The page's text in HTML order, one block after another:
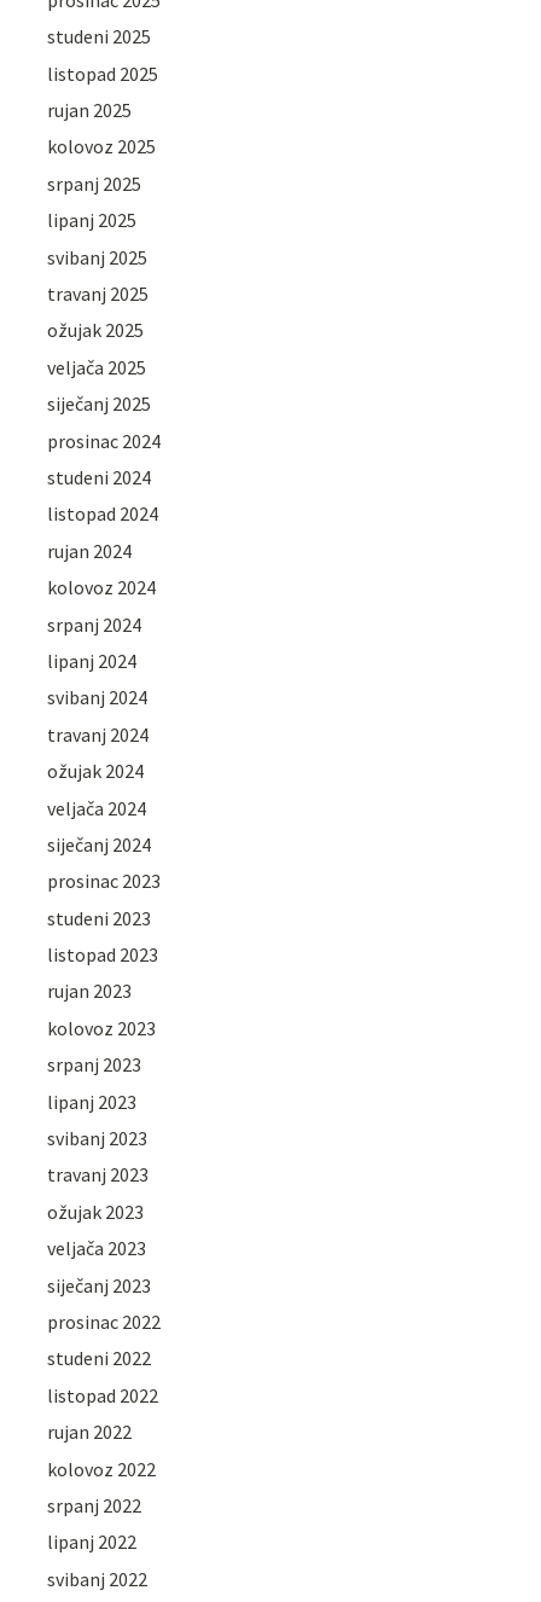
studeni 2025
listopad 2025
rujan 2025
kolovoz 2025
srpanj 2025
lipanj 2025
svibanj 2025
travanj 2025
ožujak 2025
veljača 2025
siječanj 2025
prosinac 2024
studeni 2024
listopad 2024
rujan 2024
kolovoz 2024
srpanj 2024
lipanj 2024
svibanj 2024
travanj 2024
ožujak 2024
veljača 2024
siječanj 2024
prosinac 2023
studeni 2023
listopad 2023
rujan 2023
kolovoz 2023
srpanj 2023
lipanj 2023
svibanj 2023
travanj 2023
ožujak 2023
veljača 2023
siječanj 2023
prosinac 2022
studeni 2022
listopad 2022
rujan 2022
kolovoz 2022
srpanj 2022
lipanj 2022
svibanj 2022